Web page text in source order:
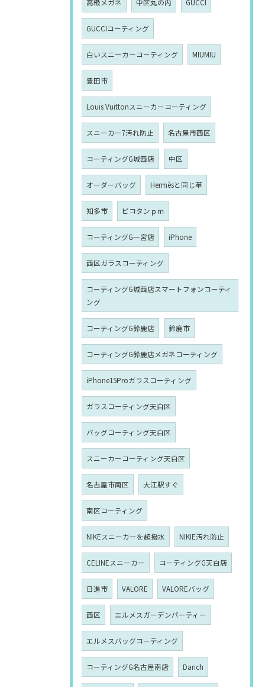
高級メガネ 中区丸の内 GUCCI
GUCCIコーティング
白いスニーカーコーティング MIUMIU
豊田市
Louis Vuittonスニーカーコーティング
スニーカー7汚れ防止 名古屋市西区
コーティングG城西店 中区
オーダーバッグ Hermèsと同じ革
知多市 ピコタンｐｍ
コーティングG一宮店 iPhone
西区ガラスコーティング
コーティングG城西店スマートフォンコーティ
ング
コーティングG鈴鹿店 鈴鹿市
コーティングG鈴鹿店メガネコーティング
iPhone15Proガラスコーティング
ガラスコーティング天白区
バッグコーティング天白区
スニーカーコーティング天白区
名古屋市南区 大江駅すぐ
南区コーティング
NIKEスニーカーを超撥水 NIKIE汚れ防止
CELINEスニーカー コーティングG天白店
日進市 VALORE VALOREバッグ
西区 エルメスガーデンパーティー
エルメスバッグコーティング
コーティングG名古屋南店 Darich